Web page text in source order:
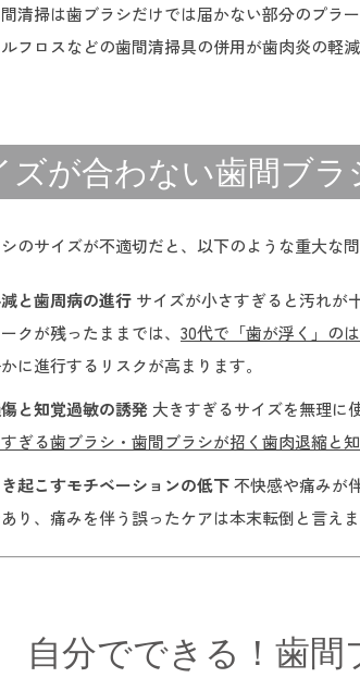
清掃は歯ブラシだけでは届かない部分のプラ
フロスなどの歯間清掃具の併用が歯肉炎の軽
ズが合わない歯間ブ
のサイズが不適切だと、以下のような重大な
と歯周病の進行 サイズが小さすぎると汚れが
クが残ったままでは、 30代で「歯が浮く」の
に進行するリスクが高まります。
と知覚過敏の誘発 大きすぎるサイズを無理に
ぎる歯ブラシ・歯間ブラシが招く歯肉退縮と
起こすモチベーションの低下不快感や痛みが
り、痛みを伴う誤ったケアは本末転倒と言えま
自分でできる！歯